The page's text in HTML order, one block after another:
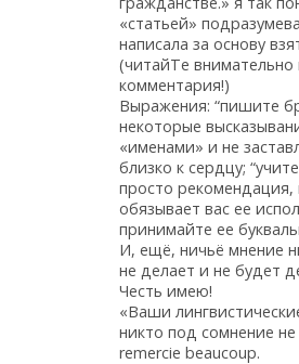
«статьей»
написала за основу
(читайТе внимательно
комментария!)
Выражения: “пишите
некоторые
«именами» и не
близко к сердцу;
просто рекомендация,
обязывает вас ее
принимайте ее
И, ещё, ничьё мнение
не делает и не будет
Честь имею!
«Ваши
никто под сомнение не
remercie beaucoup.